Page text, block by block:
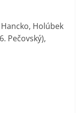
Holúbek
Pečovský),